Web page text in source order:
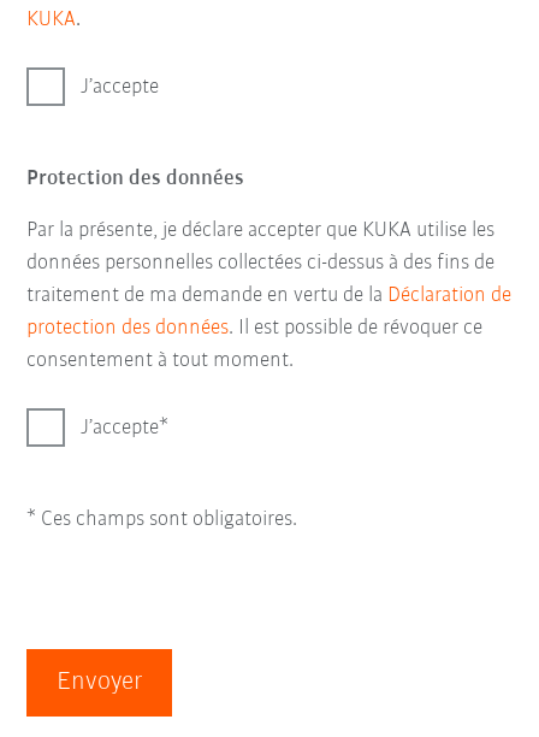
KUKA.
J’accepte
Protection des données
Par la présente, je déclare accepter que KUKA utilise les
données personnelles collectées ci-dessus à des fins de
traitement de ma demande en vertu de la Déclaration de
protection des données. Il est possible de révoquer ce
consentement à tout moment.
J’accepte
* Ces champs sont obligatoires.
Envoyer